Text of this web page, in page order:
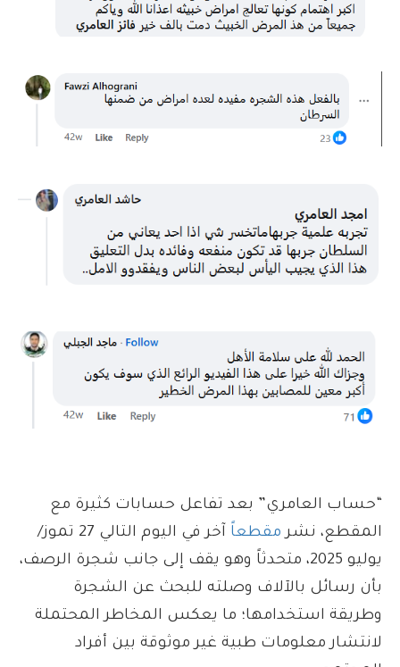
“حساب العامري” بعد تفاعل حسابات كثيرة مع
المقطع، نشر مقطعاً
آخر في اليوم التالي 27 تموز/
يوليو 2025، متحدثاً وهو يقف إلى جانب شجرة الرصف،
بأن رسائل بالآلاف وصلته للبحث عن الشجرة
وطريقة استخدامها؛ ما يعكس المخاطر المحتملة
لانتشار معلومات طبية غير موثوقة بين أفراد